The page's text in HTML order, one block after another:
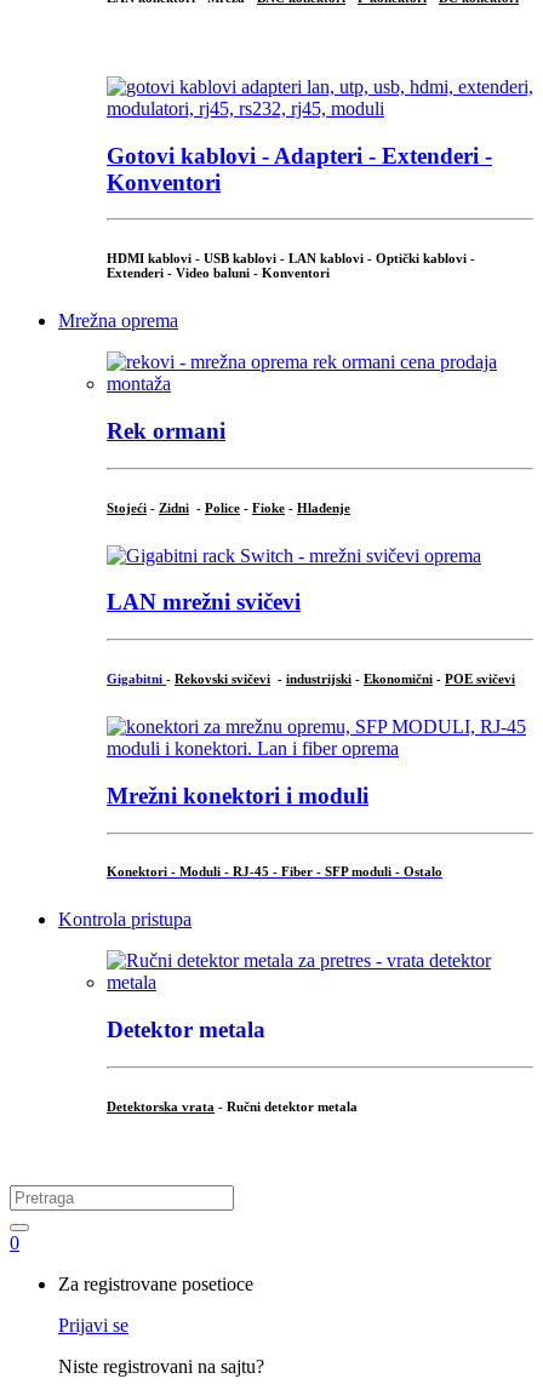
Gotovi kablovi - Adapteri - Extenderi -
Konventori
HDMI kablovi - USB kablovi - LAN kablovi - Optički kablovi -
Extenderi - Video baluni - Konventori
Mrežna oprema
Rek ormani
Stojeći - Zidni - Police - Fioke - Hlađenje
LAN mrežni svičevi
Gigabitni - Rekovski svičevi - industrijski - Ekonomični - POE svičevi
Mrežni konektori i moduli
Konektori - Moduli - RJ-45 - Fiber - SFP moduli - Ostalo
Kontrola pristupa
Detektor metala
Detektorska vrata - Ručni detektor metala
Search
for:
0
Za registrovane posetioce
Prijavi se
Niste registrovani na sajtu?